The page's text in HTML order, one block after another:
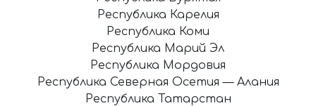
Республика Карелия
Республика Коми
Республика Марий Эл
Республика Мордовия
Республика Северная Осетия — Алания
Республика Татарстан